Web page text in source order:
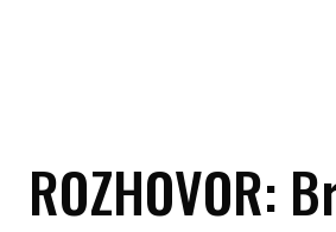
ROZHOVOR: